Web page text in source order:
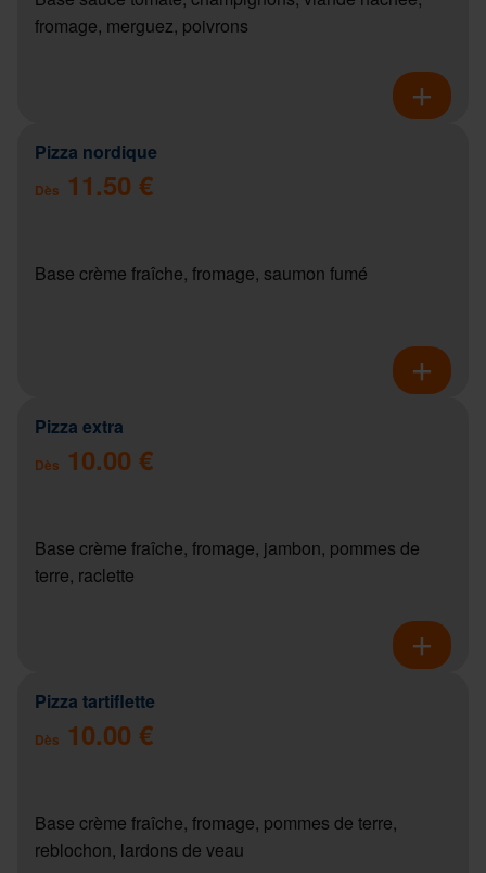
fromage, merguez, poivrons
Pizza nordique
Dès 11.50 €
Base crème fraîche, fromage, saumon fumé
Pizza extra
Dès 10.00 €
Base crème fraîche, fromage, jambon, pommes de
terre, raclette
Pizza tartiflette
Dès 10.00 €
Base crème fraîche, fromage, pommes de terre,
reblochon, lardons de veau